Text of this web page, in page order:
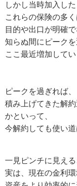
しかし当時加入した
これらの保険の多く
目的や出口が明確
知らぬ間にピーク
ここ最近増加してい
ピークを過ぎれば、
積み上げてきた解約
かといって、
今解約しても使い
一見ピンチに見える
実は、現在の金利環